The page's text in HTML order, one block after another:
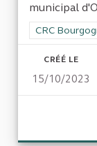
municipal
Filtrer les
CRC
CRÉÉ LE
15/10/2023